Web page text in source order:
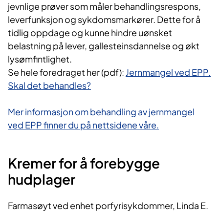
jevnlige prøver som måler behandlingsrespons,
leverfunksjon og sykdomsmarkører. Dette for å
tidlig oppdage og kunne hindre uønsket
belastning på lever, gallesteinsdannelse og økt
lysømfintlighet.
Se hele foredraget her (pdf): Jernmangel ved EPP.
Skal det behandles?
Mer informasjon om behandling av jernmangel
ved EPP finner du på nettsidene våre.
Kremer for å forebygge
hudplager
Farmasøyt ved enhet porfyrisykdommer, Linda E.